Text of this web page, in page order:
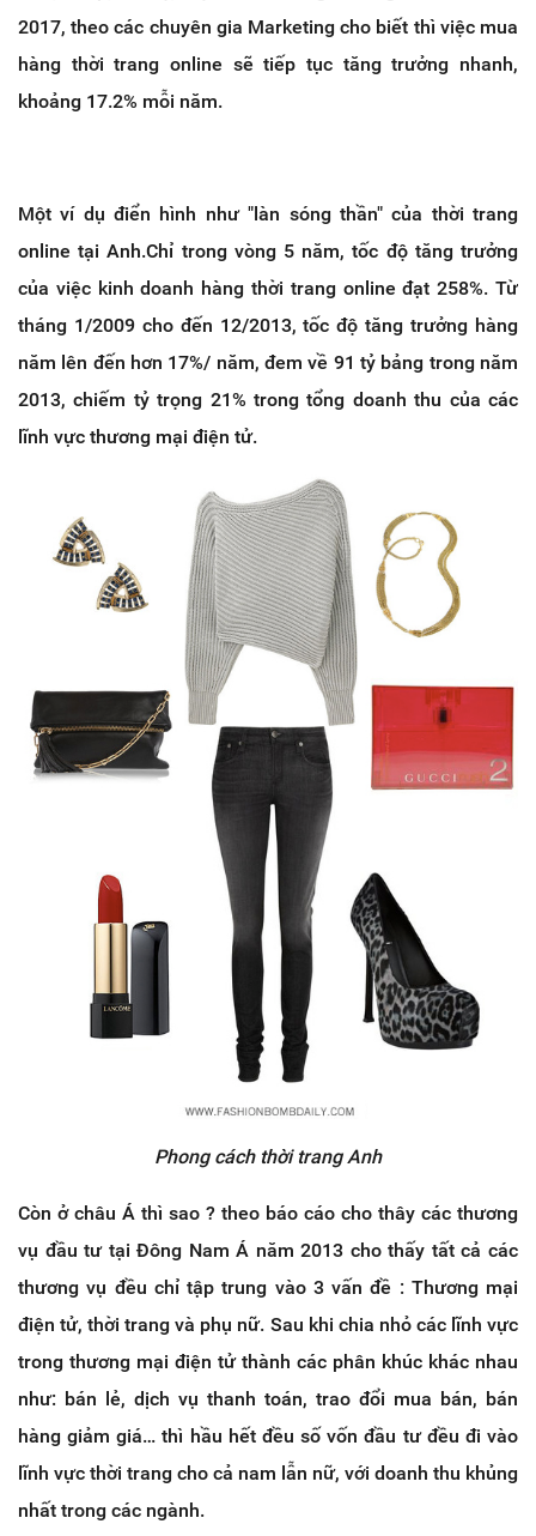
2017, theo các chuyên gia Marketing cho biết thì việc mua
hàng thời trang online sẽ tiếp tục tăng trưởng nhanh,
khoảng 17.2% mỗi năm.
Một ví dụ điển hình như "làn sóng thần" của thời trang
online tại Anh.Chỉ trong vòng 5 năm, tốc độ tăng trưởng
của việc kinh doanh hàng thời trang online đạt 258%. Từ
tháng 1/2009 cho đến 12/2013, tốc độ tăng trưởng hàng
năm lên đến hơn 17%/ năm, đem về 91 tỷ bảng trong năm
2013, chiếm tỷ trọng 21% trong tổng doanh thu của các
lĩnh vực thương mại điện tử.
Phong cách thời trang Anh
Còn ở châu Á thì sao ? theo báo cáo cho thây các thương
vụ đầu tư tại Đông Nam Á năm 2013 cho thấy tất cả các
thương vụ đều chỉ tập trung vào 3 vấn đề : Thương mại
điện tử, thời trang và phụ nữ. Sau khi chia nhỏ các lĩnh vực
trong thương mại điện tử thành các phân khúc khác nhau
như: bán lẻ, dịch vụ thanh toán, trao đổi mua bán, bán
hàng giảm giá… thì hầu hết đều số vốn đầu tư đều đi vào
lĩnh vực thời trang cho cả nam lẫn nữ, với doanh thu khủng
nhất trong các ngành.